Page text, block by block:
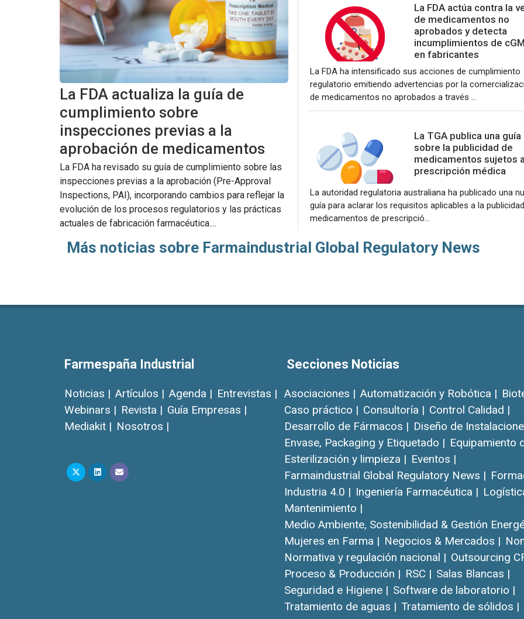
La FDA actualiza la guía de
cumplimiento sobre
inspecciones previas a la
aprobación de medicamentos
La FDA ha revisado su guía de cumplimiento sobre las
inspecciones previas a la aprobación (Pre-Approval
Inspections, PAI), incorporando cambios para reflejar la
evolución de los procesos regulatorios y las prácticas
actuales de fabricación farmacéutica....
La FDA actúa contra la
de medicamentos no
aprobados y detecta
incumplimientos de
en fabricantes
La FDA ha intensificado sus acciones de cumplimiento
regulatorio emitiendo advertencias por la
de medicamentos no aprobados a través ...
La TGA publica una guía
sobre la publicidad de
medicamentos sujetos
prescripción médica
La autoridad regulatoria australiana ha publicado una
guía para aclarar los requisitos aplicables a la
medicamentos de prescripció...
Más noticias sobre Farmaindustrial Global Regulatory News
Farmespaña Industrial
Noticias | Artículos | Agenda | Entrevistas |
Webinars | Revista | Guía Empresas |
Mediakit | Nosotros |
Secciones Noticias
Asociaciones | Automatización y Robótica |
Caso práctico | Consultoría | Control Calidad |
Desarrollo de Fármacos | Diseño de
Envase, Packaging y Etiquetado | Equipamiento
Esterilización y limpieza | Eventos |
Farmaindustrial Global Regulatory News |
Industria 4.0 | Ingeniería Farmacéutica |
Mantenimiento |
Medio Ambiente, Sostenibilidad & Gestión
Mujeres en Farma | Negocios & Mercados |
Normativa y regulación nacional | Outsourcing
Proceso & Producción | RSC | Salas Blancas |
Seguridad e Higiene | Software de laboratorio |
Tratamiento de aguas | Tratamiento de sólidos |